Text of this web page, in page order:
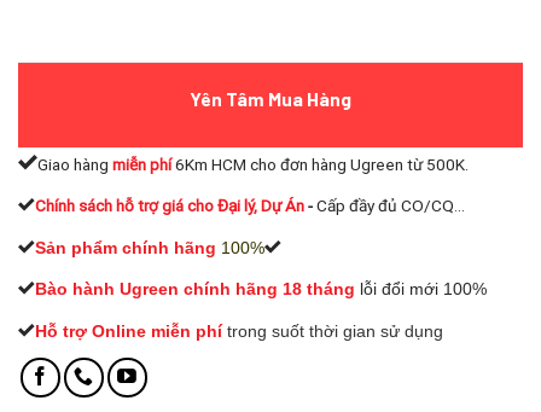
Yên Tâm Mua Hàng
Giao hàng miễn phí6Km HCM cho đơn hàng Ugreen từ 500K.
Chính sách hỗ trợ giá cho Đại lý, Dự Án-Cấp đầy đủ CO/CQ...
Sản phẩm chính hãng 100%
Bào hành Ugreen chính hãng 18 tháng lỗi đổi mới 100%
Hỗ trợ Online miễn phí trong suốt thời gian sử dụng